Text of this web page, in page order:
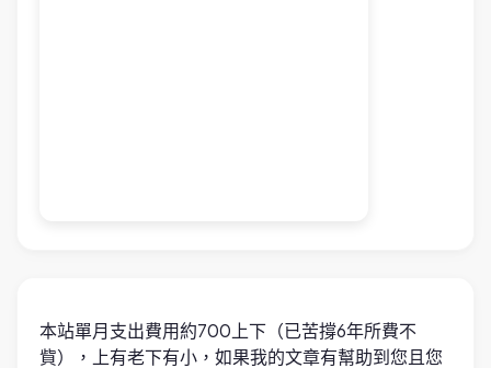
本站單月支出費用約700上下（已苦撐6年所費不
貲），上有老下有小，如果我的文章有幫助到您且您